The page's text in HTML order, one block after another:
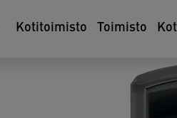
Kotitoimisto Toimisto